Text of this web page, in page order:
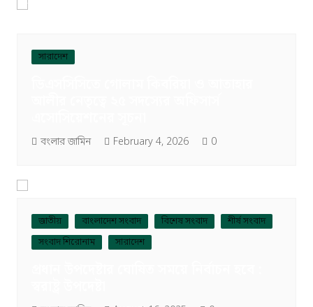
সারাদেশ
বংলার জামিন February 4, 2026 0
জাতীয় বাংলাদেশ সংবাদ বিশেষ সংবাদ
শীর্ষ সংবাদ
সংবাদ শিরোনাম
সারাদেশ